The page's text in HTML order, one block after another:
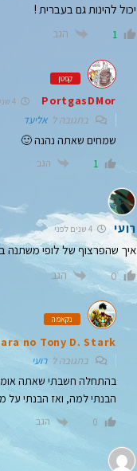
יכול להינות גם בעברית !
1 הגב
קפטן
PortgasDMor
בתגובה לאליעד
שמחים שאתה נהנה 🙂
1 הגב
רועי
איך שהפרצוף של לופי משתנה ב4:29 🙁
0 הגב
נקאמה
no Tony D. Stark
בתגובה לרועי
בהתחלה חשבתי שאתה
הבנתי למה, ואז הבנתי
0 הגב